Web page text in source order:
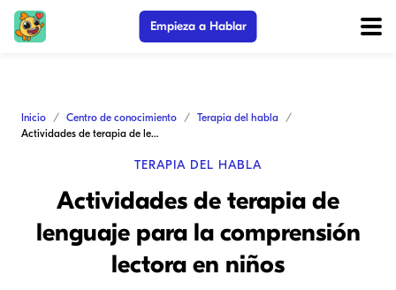
Empieza a Hablar
Inicio Centro de conocimiento
Terapia del habla
Actividades de terapia de lenguaje para la comprensión lectora en niños
TERAPIA DEL HABLA
Actividades de terapia de
lenguaje para la comprensión
lectora en niños